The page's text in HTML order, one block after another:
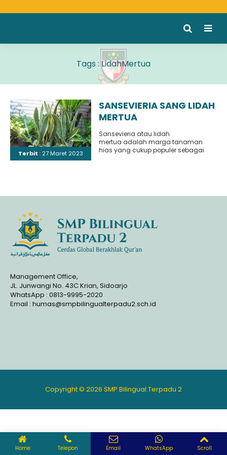
Tags : LidahMertua
Terbit : 27 Maret 2023
SANSEVIERIA SANG LIDAH
MERTUA
Sansevieria atau lidah
mertua adalah marga tanaman
hias yang cukup populer sebagai
Management Office,
JL. Junwangi No. 43C Krian, Sidoarjo
WhatsApp : 0813-9995-2020
Email : humas@smpbilingualterpadu2.sch.id
Copyright © 2026 SMP Bilingual Terpadu 2
Home Telepon Email WhatsApp Scroll